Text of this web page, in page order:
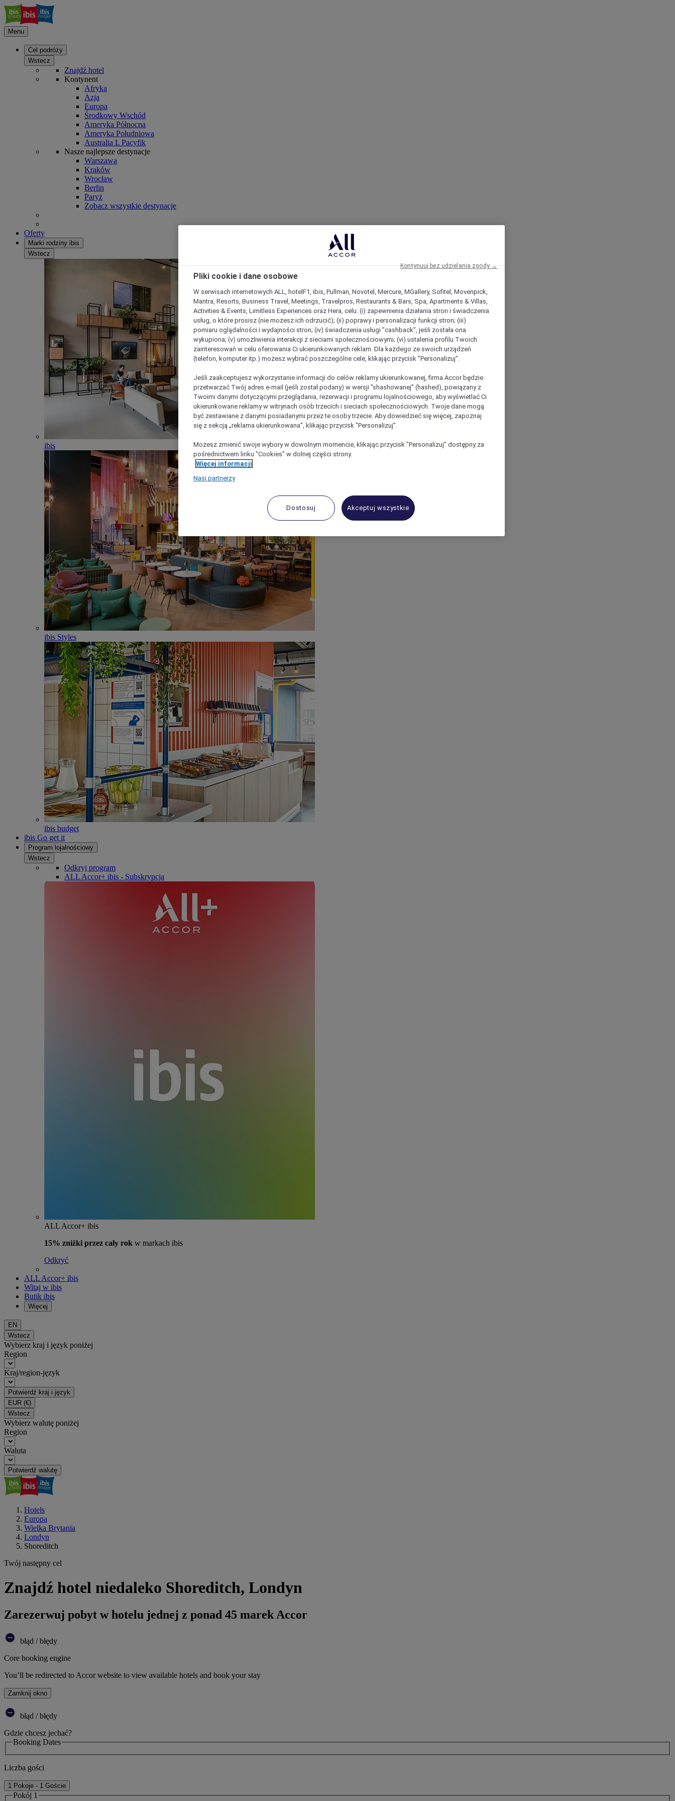
Menu
Cel podróży
Wstecz
Znajdź hotel
Kontynent
Afryka
Azja
Europa
Środkowy Wschód
Ameryka Północna
Ameryka Południowa
Australia L Pacyfik
Nasze najlepsze destynacje
Warszawa
Kraków
Wrocław
Berlin
Paryż
Zobacz wszystkie destynacje
Oferty
Marki rodziny ibis
Wstecz
ibis
ibis Styles
ibis budget
ibis Go get it
Program lojalnościowy
Wstecz
Odkryj program
ALL Accor+ ibis - Subskrypcja
ALL Accor+ ibis
15% zniżki przez cały rok w markach ibis
Odkryć
ALL Accor+ ibis
Witaj w ibis
Butik ibis
Więcej
EN
Wstecz
Wybierz kraj i język poniżej
Region
Kraj/region-język
Potwierdź kraj i język
EUR (€)
Wstecz
Wybierz walutę poniżej
Region
Waluta
Potwierdź walutę
Hotels
Europa
Wielka Brytania
Londyn
Shoreditch
Twój następny cel
Znajdź hotel niedaleko Shoreditch, Londyn
Zarezerwuj pobyt w hotelu jednej z ponad 45 marek Accor
błąd / błędy
Core booking engine
You’ll be redirected to Accor website to view available hotels and book your stay
Zamknij okno
błąd / błędy
Gdzie chcesz jechać?
Booking Dates
Liczba gości
1 Pokoje - 1 Goście
Pokój 1
Pliki cookie i dane osobowe
W serwisach internetowych ALL, hotelF1, ibis, Pullman, Novotel, Mercure, MGallery, Sofitel, Movenpick,
Mantra, Resorts, Business Travel, Meetings, Travelpros, Restaurants & Bars, Spa, Apartments & Villas,
Activities & Events, Limitless Experiences oraz Hera, celu: (i) zapewnienia działania stron i świadczenia
usług, o które prosisz (nie możesz ich odrzucić); (ii) poprawy i personalizacji funkcji stron; (iii)
pomiaru oglądalności i wydajności stron; (iv) świadczenia usługi "cashback”, jeśli została ona
wykupiona; (v) umożliwienia interakcji z sieciami społecznościowymi; (vi) ustalenia profilu Twoich
zainteresowań w celu oferowania Ci ukierunkowanych reklam. Dla każdego ze swoich urządzeń
(telefon, komputer itp.) możesz wybrać poszczególne cele, klikając przycisk "Personalizuj”.
Jeśli zaakceptujesz wykorzystanie informacji do celów reklamy ukierunkowanej, firma Accor będzie
przetwarzać Twój adres e-mail (jeśli został podany) w wersji "shashowanej” (hashed), powiązany z
Twoimi danymi dotyczącymi przeglądania, rezerwacji i programu lojalnościowego, aby wyświetlać Ci
ukierunkowane reklamy w witrynach osób trzecich i sieciach społecznościowych. Twoje dane mogą
być zestawiane z danymi posiadanymi przez te osoby trzecie. Aby dowiedzieć się więcej, zapoznaj
się z sekcją „reklama ukierunkowana”, klikając przycisk "Personalizuj”.
Możesz zmienić swoje wybory w dowolnym momencie, klikając przycisk "Personalizuj” dostępny za
pośrednictwem linku "Cookies” w dolnej części strony.
Więcej informacji
Nasi partnerzy
Dostosuj Akceptuj wszystkie
Kontynuuj bez udzielania zgody →